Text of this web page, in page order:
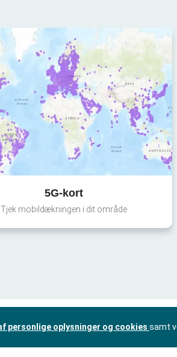
5G-kort
Tjek mobildækningen i dit område
personlige oplysninger og cookies samt